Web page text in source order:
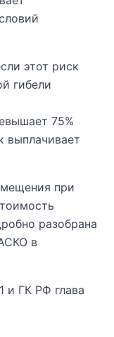
этот риск
гибели
75%
при
разобрана
в
и ГК РФ глава